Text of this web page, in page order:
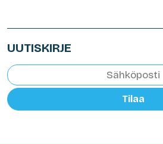
UUTISKIRJE
Tilaa